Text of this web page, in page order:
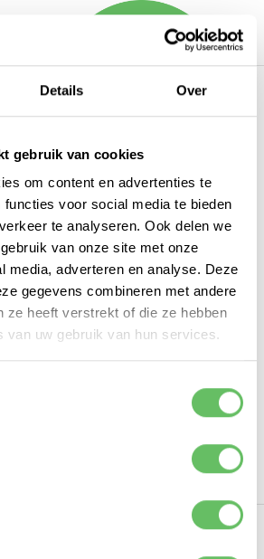
Details Over
gebruik van cookies
om content en advertenties te
functies voor social media te bieden
te analyseren. Ook delen we
van onze site met onze
media, adverteren en analyse. Deze
gegevens combineren met andere
ze heeft verstrekt of die ze hebben
van uw gebruik van hun services.
VOOR
graag op donderdag 19
op ons kantoor aan de
4A in Hoorn!
vragen of ideeën? Stuur
een mail naar
.